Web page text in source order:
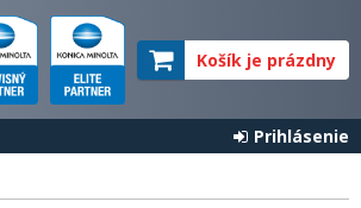
Košík je prázdny
Prihlásenie